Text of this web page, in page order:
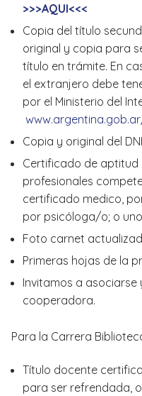
>>>AQUI<<<
Copia del título
original y copia para
título en trámite. En
el extranjero debe
por el Ministerio del
Copia y original del DNI
Certificado de aptitud
profesionales
certificado medico,
por psicóloga/o; o
Foto carnet
Primeras hojas de la
Invitamos a
cooperadora.
Para la Carrera
Título docente
para ser refrendada,